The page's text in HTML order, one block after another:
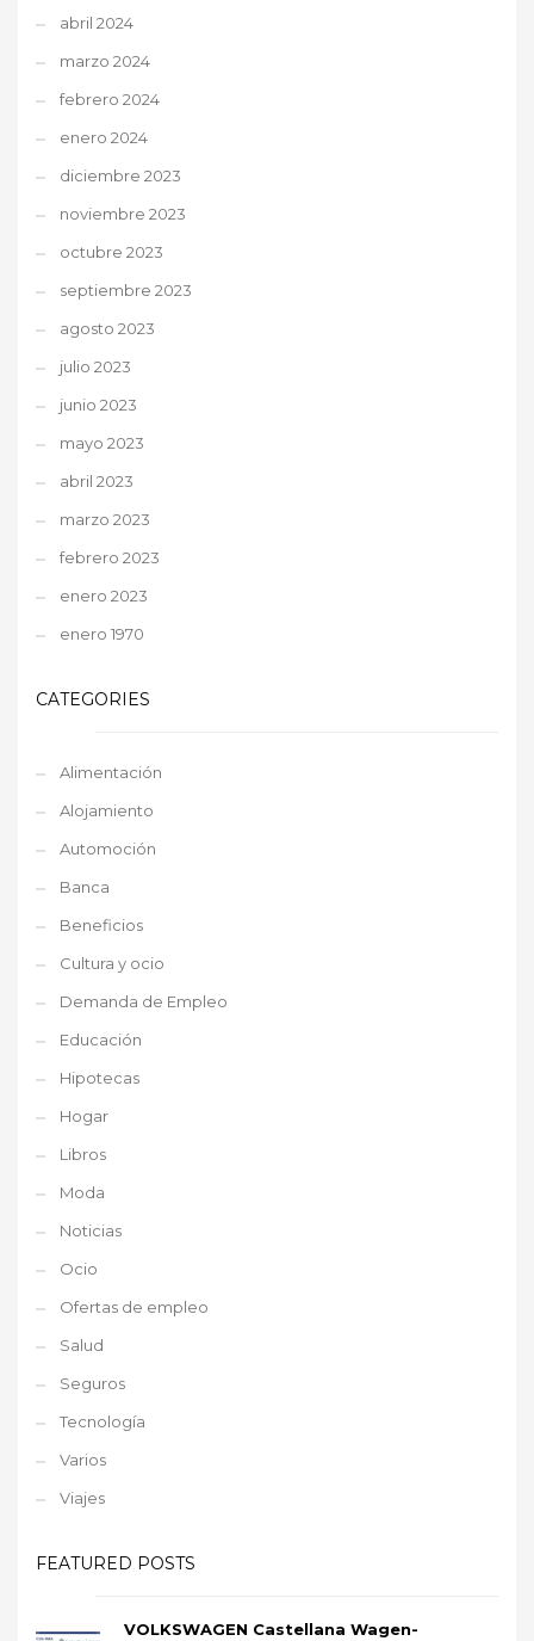
abril 2024
marzo 2024
febrero 2024
enero 2024
diciembre 2023
noviembre 2023
octubre 2023
septiembre 2023
agosto 2023
julio 2023
junio 2023
mayo 2023
abril 2023
marzo 2023
febrero 2023
enero 2023
enero 1970
CATEGORIES
Alimentación
Alojamiento
Automoción
Banca
Beneficios
Cultura y ocio
Demanda de Empleo
Educación
Hipotecas
Hogar
Libros
Moda
Noticias
Ocio
Ofertas de empleo
Salud
Seguros
Tecnología
Varios
Viajes
FEATURED POSTS
VOLKSWAGEN Castellana Wagen-